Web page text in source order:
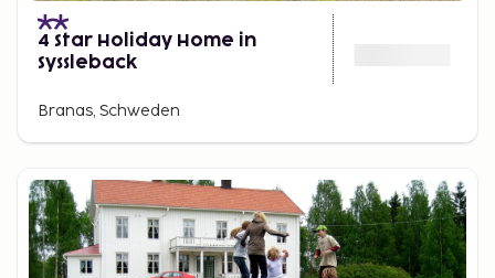
4 Star Holiday Home in
Syssleback
Branas, Schweden